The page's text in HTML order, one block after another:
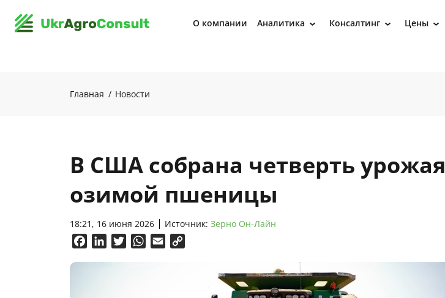
О компании Аналитика › Консалтинг › Цены ›
Главная Новости
В США собрана четверть урожая
озимой пшеницы
18:21, 16 июня 2026 Источник: Зерно Он-Лайн
FacebookLinkedInTwitterWhatsApp
Email